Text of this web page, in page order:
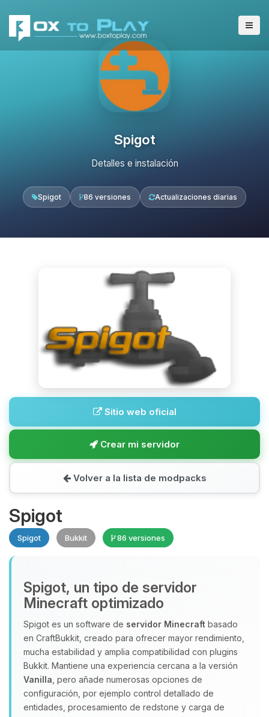
Spigot
Detalles e instalación
Spigot 86 versiones Actualizaciones diarias
Sitio web oficial
Crear mi servidor
Volver a la lista de modpacks
Spigot
Spigot Bukkit 86 versiones
Spigot, un tipo de servidor
Minecraft optimizado
Spigot es un software de servidor Minecraft basado
en CraftBukkit, creado para ofrecer mayor rendimiento,
mucha estabilidad y amplia compatibilidad con plugins
Bukkit. Mantiene una experiencia cercana a la versión
Vanilla , pero añade numerosas opciones de
configuración, por ejemplo control detallado de
entidades, procesamiento de redstone y carga de
Yupi, por fin alguien con quien
hablar! Soy Choupy, tu pequeno
asistente de BoxToPlay. Cuentame
que necesitas y moveré mis
pequenos circuitos para ayudarte.